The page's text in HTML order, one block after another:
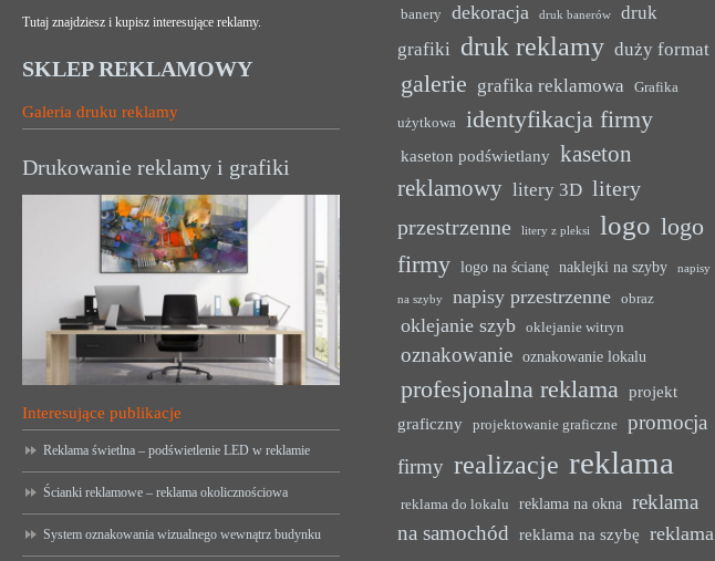
Tutaj znajdziesz i kupisz interesujące reklamy.
SKLEP REKLAMOWY
Galeria druku reklamy
Drukowanie reklamy i grafiki
Interesujące publikacje
Reklama świetlna – podświetlenie LED w reklamie
Ścianki reklamowe – reklama okolicznościowa
System oznakowania wizualnego wewnątrz budynku
banery dekoracja druk banerów
druk
grafiki druk reklamy duży format
galerie grafika reklamowa Grafika
użytkowa identyfikacja firmy
kaseton podświetlany kaseton
reklamowy litery 3D litery
przestrzenne
litery z pleksi logo logo
firmy
logo na ścianę naklejki na szyby napisy
na szyby napisy przestrzenne obraz
oklejanie szyb oklejanie witryn
oznakowanie oznakowanie lokalu
profesjonalna reklama projekt
graficzny
projektowanie graficzne
promocja
firmy realizacje reklama
reklama do lokalu reklama na okna
reklama
na samochód reklama na szybę reklama